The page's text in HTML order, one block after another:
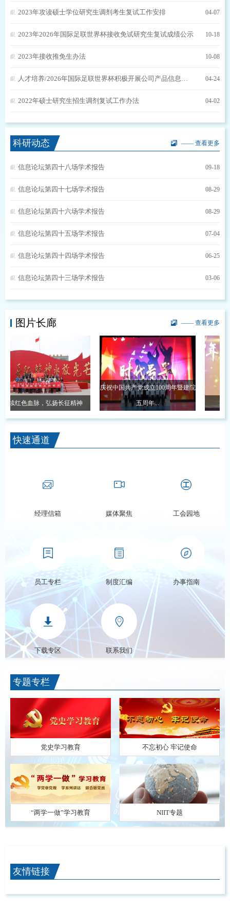
2023年攻读硕士学位研究生调剂考生复试工作安排 04-07
2023年2026年国际足联世界杯接收免试研究生复试成绩公示 10-18
2023年接收推免生办法 10-08
人才培养/2026年国际足联世界杯积极开展公司产品信息化建设，着力推动人才培养高质量发展 04-24
2022年硕士研究生招生调剂复试工作办法 04-02
科研动态 —— 查看更多
信息论坛第四十八场学术报告 09-18
信息论坛第四十七场学术报告 08-29
信息论坛第四十六场学术报告 08-29
信息论坛第四十五场学术报告 07-04
信息论坛第四十四场学术报告 06-25
信息论坛第四十三场学术报告 03-06
图片长廊 —— 查看更多
红色血脉，弘扬长征精神
庆祝中国共产党成立100周年暨建院
五周年... 2021
快速通道
经理信箱 媒体聚焦 工会园地
员工专栏 制度汇编 办事指南
下载专区 联系我们
专题专栏
党史学习教育 不忘初心 牢记使命
“两学一做”学习教育 NIIT专题
友情链接